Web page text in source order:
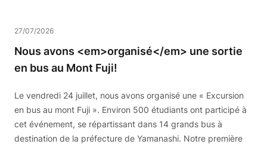
27/07/2026
Nous avons <em>organisé</em> une sortie
en bus au Mont Fuji!
Le vendredi 24 juillet, nous avons organisé une « Excursion
en bus au mont Fuji ». Environ 500 étudiants ont participé à
cet événement, se répartissant dans 14 grands bus à
destination de la préfecture de Yamanashi. Notre première